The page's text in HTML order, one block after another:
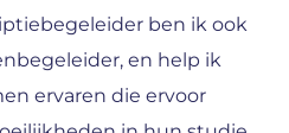
ben ik ook
en help ik
ervaren die ervoor